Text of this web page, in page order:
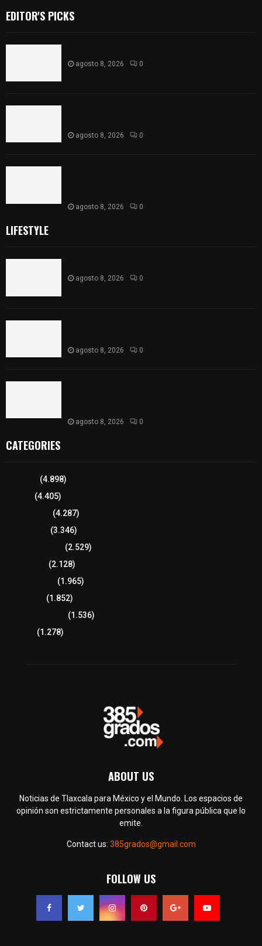
EDITOR'S PICKS
agosto 8, 2026 0
agosto 8, 2026 0
agosto 8, 2026 0
LIFESTYLE
agosto 8, 2026 0
agosto 8, 2026 0
agosto 8, 2026 0
CATEGORIES
(4.898)
(4.405)
(4.287)
(3.346)
(2.529)
(2.128)
(1.965)
(1.852)
(1.536)
(1.278)
ABOUT US
Noticias de Tlaxcala para México y el Mundo. Los espacios de
opinión son estrictamente personales a la figura pública que lo
emite.
Contact us: 385grados@gmail.com
FOLLOW US